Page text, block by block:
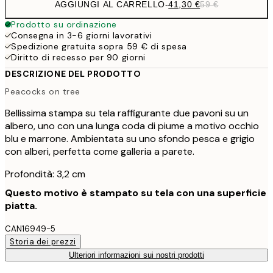
AGGIUNGI AL CARRELLO-41,30 €59 €
Prodotto su ordinazione
Consegna in 3-6 giorni lavorativi
Spedizione gratuita sopra 59 € di spesa
Diritto di recesso per 90 giorni
DESCRIZIONE DEL PRODOTTO
Peacocks on tree
Bellissima stampa su tela raffigurante due pavoni su un
albero, uno con una lunga coda di piume a motivo occhio
blu e marrone. Ambientata su uno sfondo pesca e grigio
con alberi, perfetta come galleria a parete.
Profondità: 3,2 cm
Questo motivo è stampato su tela con una superficie
piatta.
CAN16949-5
Storia dei prezzi
Ulteriori informazioni sui nostri prodotti